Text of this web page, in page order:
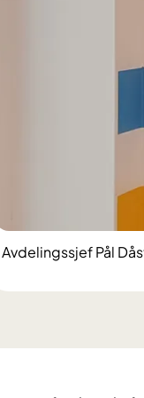
Avdelingssjef Pål